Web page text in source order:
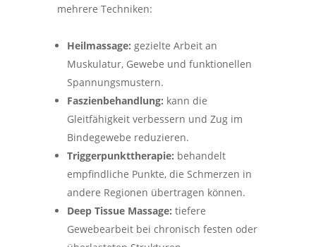
mehrere Techniken:
Heilmassage: gezielte Arbeit an
Muskulatur, Gewebe und funktionellen
Spannungsmustern.
Faszienbehandlung: kann die
Gleitfähigkeit verbessern und Zug im
Bindegewebe reduzieren.
Triggerpunkttherapie: behandelt
empfindliche Punkte, die Schmerzen in
andere Regionen übertragen können.
Deep Tissue Massage: tiefere
Gewebearbeit bei chronisch festen oder